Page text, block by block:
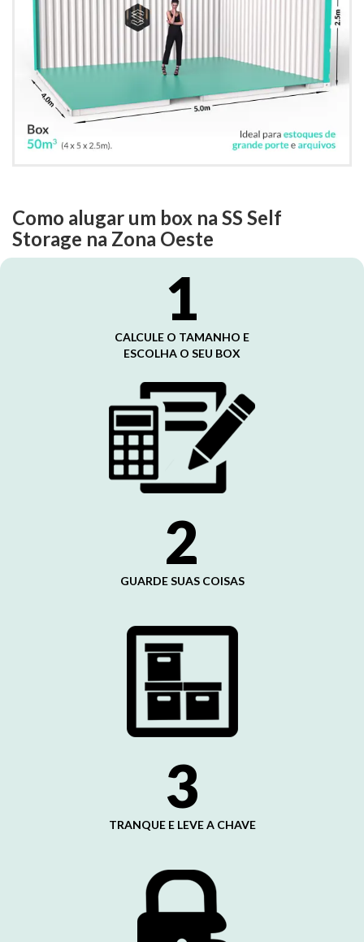
Como alugar um box na SS Self
Storage na Zona Oeste
1
CALCULE O TAMANHO E
ESCOLHA O SEU BOX
2
GUARDE SUAS COISAS
3
TRANQUE E LEVE A CHAVE